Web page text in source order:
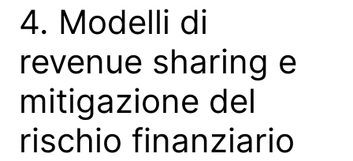
4. Modelli di
revenue sharing e
mitigazione del
rischio finanziario